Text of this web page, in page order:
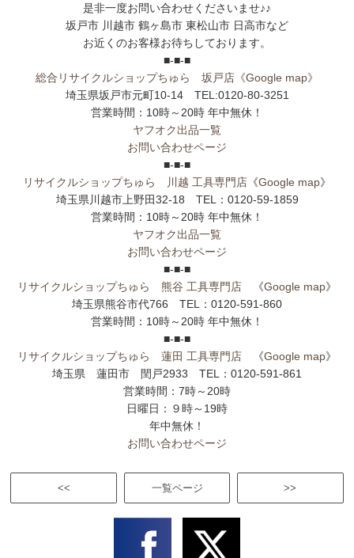
是非一度お問い合わせくださいませ♪♪
坂戸市 川越市 鶴ヶ島市 東松山市 日高市など
お近くのお客様お待ちしております。
■-■-■
総合リサイクルショップちゅら 坂戸店 《Google map》
埼玉県坂戸市元町10-14 TEL:0120-80-3251
営業時間：10時～20時 年中無休！
ヤフオク出品一覧
お問い合わせページ
■-■-■
リサイクルショップちゅら 川越 工具専門店 《Google map》
埼玉県川越市上野田32-18 TEL：0120-59-1859
営業時間：10時～20時 年中無休！
ヤフオク出品一覧
お問い合わせページ
■-■-■
リサイクルショップちゅら 熊谷 工具専門店 《Google map》
埼玉県熊谷市代766 TEL：0120-591-860
営業時間：10時～20時 年中無休！
■-■-■
リサイクルショップちゅら 蓮田 工具専門店 《Google map》
埼玉県 蓮田市 閏戸2933 TEL：0120-591-861
営業時間：7時～20時
日曜日：９時～19時
年中無休！
お問い合わせページ
<< >>
一覧ページ